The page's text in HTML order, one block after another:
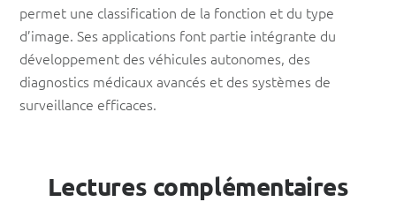
permet une classification de la fonction et du type
d’image. Ses applications font partie intégrante du
développement des véhicules autonomes, des
diagnostics médicaux avancés et des systèmes de
surveillance efficaces.
Lectures complémentaires